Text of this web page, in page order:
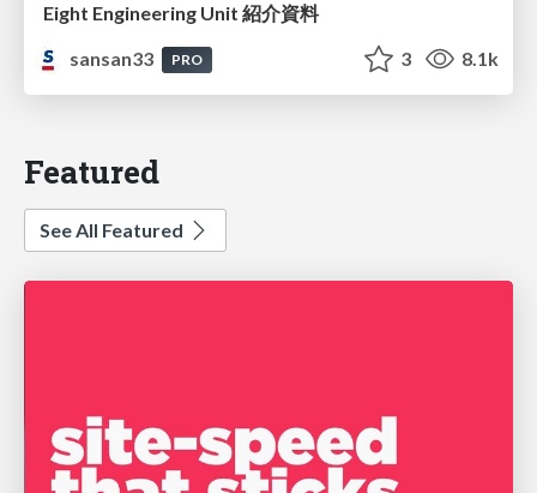
Eight Engineering Unit 紹介資料
sansan33
PRO 3 8.1k
Featured
See All Featured